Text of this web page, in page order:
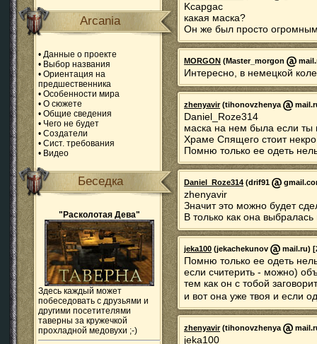
Arcania
• Данные о проекте
• Выбор названия
• Ориентация на
предшественника
• Особенности мира
• О сюжете
• Общие сведения
• Чего не будет
• Создатели
• Сист. требования
• Видео
Беседка
"Расколотая Дева"
Здесь каждый может
побеседовать с друзьями и
другими посетителями
таверны за кружечкой
прохладной медовухи ;-)
Kcapgac
какая маска?
Он же был просто
MORGON (Master_morgon
Интересно, в немецкой
zhenyavir(tihonovzhenya
Daniel_Roze314
маска на нем была если ты
Храме Спящего стоит
Помню только ее одеть
Daniel_Roze314 (drif91
zhenyavir
Значит это можно будет
В только как она
jeka100 (jekachekunov mail.ru)
Помню только ее одеть
если считерить - можно)
тем как он с тобой
и вот она уже твоя и если
zhenyavir(tihonovzhenya
jeka100